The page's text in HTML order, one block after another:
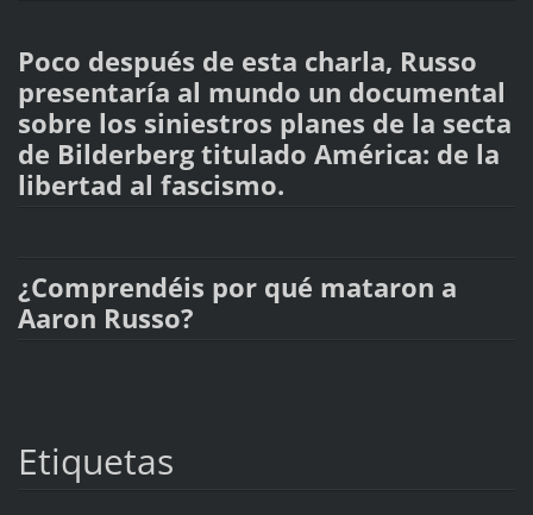
Poco después de esta charla, Russo
presentaría al mundo un documental
sobre los siniestros planes de la secta
de Bilderberg titulado América: de la
libertad al fascismo.
¿Comprendéis por qué mataron a
Aaron Russo?
Etiquetas